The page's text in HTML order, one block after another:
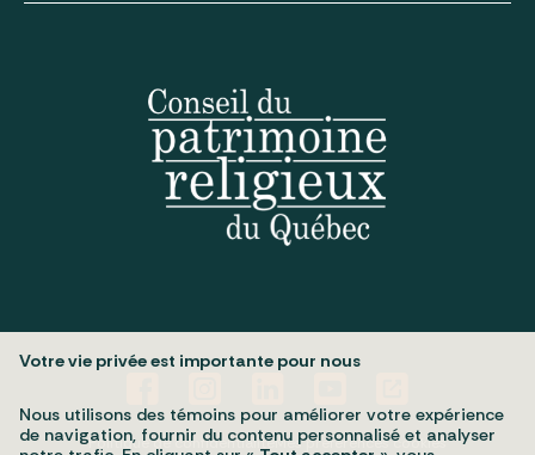
Politique de confidentialitéMes préférences cookies
Votre vie privée est importante pour nous
Nous utilisons des témoins pour améliorer votre expérience
de navigation, fournir du contenu personnalisé et analyser